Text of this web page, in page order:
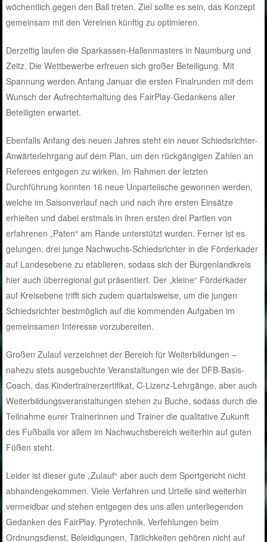
wöchentlich gegen den Ball treten. Ziel sollte es sein, das Konzept
gemeinsam mit den Vereinen künftig zu optimieren.
Derzeitig laufen die Sparkassen-Hallenmasters in Naumburg und
Zeitz. Die Wettbewerbe erfreuen sich großer Beteiligung. Mit
Spannung werden Anfang Januar die ersten Finalrunden mit dem
Wunsch der Aufrechterhaltung des FairPlay-Gedankens aller
Beteiligten erwartet.
Ebenfalls Anfang des neuen Jahres steht ein neuer Schiedsrichter-
Anwärterlehrgang auf dem Plan, um den rückgängigen Zahlen an
Referees entgegen zu wirken. Im Rahmen der letzten
Durchführung konnten 16 neue Unparteiische gewonnen werden,
welche im Saisonverlauf nach und nach ihre ersten Einsätze
erhielten und dabei erstmals in ihren ersten drei Partien von
erfahrenen „Paten“ am Rande unterstützt wurden. Ferner ist es
gelungen, drei junge Nachwuchs-Schiedsrichter in die Förderkader
auf Landesebene zu etablieren, sodass sich der Burgenlandkreis
hier auch überregional gut präsentiert. Der „kleine“ Förderkader
auf Kreisebene trifft sich zudem quartalsweise, um die jungen
Schiedsrichter bestmöglich auf die kommenden Aufgaben im
gemeinsamen Interesse vorzubereiten.
Großen Zulauf verzeichnet der Bereich für Weiterbildungen –
nahezu stets ausgebuchte Veranstaltungen wie der DFB-Basis-
Coach, das Kindertrainerzertifikat, C-Lizenz-Lehrgänge, aber auch
Weiterbildungsveranstaltungen stehen zu Buche, sodass durch die
Teilnahme eurer Trainerinnen und Trainer die qualitative Zukunft
des Fußballs vor allem im Nachwuchsbereich weiterhin auf guten
Füßen steht.
Leider ist dieser gute „Zulauf“ aber auch dem Sportgericht nicht
abhandengekommen. Viele Verfahren und Urteile sind weiterhin
vermeidbar und stehen entgegen des uns allen unterliegenden
Gedanken des FairPlay. Pyrotechnik, Verfehlungen beim
Ordnungsdienst, Beleidigungen, Tätlichkeiten gehören nicht auf